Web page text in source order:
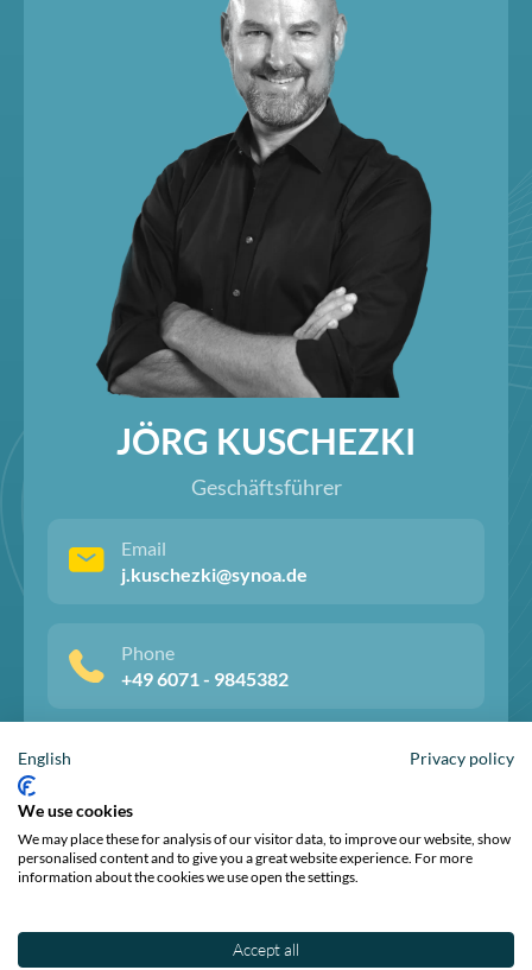
JÖRG KUSCHEZKI
Geschäftsführer
Email
j.kuschezki@synoa.de
Phone
+49 6071 - 9845382
Datenschutzerklärung
English Privacy policy
We use cookies
We may place these for analysis of our visitor data, to improve our website, show
personalised content and to give you a great website experience. For more
information about the cookies we use open the settings.
Accept all